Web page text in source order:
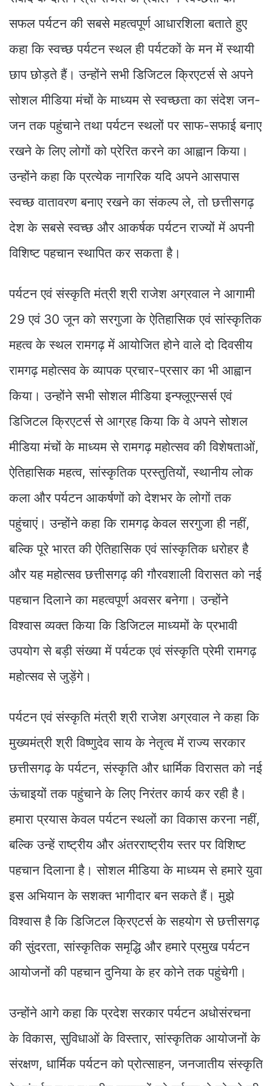
सफल पर्यटन की सबसे महत्वपूर्ण आधारशिला बताते हुए
कहा कि स्वच्छ पर्यटन स्थल ही पर्यटकों के मन में स्थायी
छाप छोड़ते हैं। उन्होंने सभी डिजिटल क्रिएटर्स से अपने
सोशल मीडिया मंचों के माध्यम से स्वच्छता का संदेश जन-
जन तक पहुंचाने तथा पर्यटन स्थलों पर साफ-सफाई बनाए
रखने के लिए लोगों को प्रेरित करने का आह्वान किया।
उन्होंने कहा कि प्रत्येक नागरिक यदि अपने आसपास
स्वच्छ वातावरण बनाए रखने का संकल्प ले, तो छत्तीसगढ़
देश के सबसे स्वच्छ और आकर्षक पर्यटन राज्यों में अपनी
विशिष्ट पहचान स्थापित कर सकता है।
पर्यटन एवं संस्कृति मंत्री श्री राजेश अग्रवाल ने आगामी
29 एवं 30 जून को सरगुजा के ऐतिहासिक एवं सांस्कृतिक
महत्व के स्थल रामगढ़ में आयोजित होने वाले दो दिवसीय
रामगढ़ महोत्सव के व्यापक प्रचार-प्रसार का भी आह्वान
किया। उन्होंने सभी सोशल मीडिया इन्फ्लूएन्सर्स एवं
डिजिटल क्रिएटर्स से आग्रह किया कि वे अपने सोशल
मीडिया मंचों के माध्यम से रामगढ़ महोत्सव की विशेषताओं,
ऐतिहासिक महत्व, सांस्कृतिक प्रस्तुतियों, स्थानीय लोक
कला और पर्यटन आकर्षणों को देशभर के लोगों तक
पहुंचाएं। उन्होंने कहा कि रामगढ़ केवल सरगुजा ही नहीं,
बल्कि पूरे भारत की ऐतिहासिक एवं सांस्कृतिक धरोहर है
और यह महोत्सव छत्तीसगढ़ की गौरवशाली विरासत को नई
पहचान दिलाने का महत्वपूर्ण अवसर बनेगा। उन्होंने
विश्वास व्यक्त किया कि डिजिटल माध्यमों के प्रभावी
उपयोग से बड़ी संख्या में पर्यटक एवं संस्कृति प्रेमी रामगढ़
महोत्सव से जुड़ेंगे।
पर्यटन एवं संस्कृति मंत्री श्री राजेश अग्रवाल ने कहा कि
मुख्यमंत्री श्री विष्णुदेव साय के नेतृत्व में राज्य सरकार
छत्तीसगढ़ के पर्यटन, संस्कृति और धार्मिक विरासत को नई
ऊंचाइयों तक पहुंचाने के लिए निरंतर कार्य कर रही है।
हमारा प्रयास केवल पर्यटन स्थलों का विकास करना नहीं,
बल्कि उन्हें राष्ट्रीय और अंतरराष्ट्रीय स्तर पर विशिष्ट
पहचान दिलाना है। सोशल मीडिया के माध्यम से हमारे युवा
इस अभियान के सशक्त भागीदार बन सकते हैं। मुझे
विश्वास है कि डिजिटल क्रिएटर्स के सहयोग से छत्तीसगढ़
की सुंदरता, सांस्कृतिक समृद्धि और हमारे प्रमुख पर्यटन
आयोजनों की पहचान दुनिया के हर कोने तक पहुंचेगी।
उन्होंने आगे कहा कि प्रदेश सरकार पर्यटन अधोसंरचना
के विकास, सुविधाओं के विस्तार, सांस्कृतिक आयोजनों के
संरक्षण, धार्मिक पर्यटन को प्रोत्साहन, जनजातीय संस्कृति